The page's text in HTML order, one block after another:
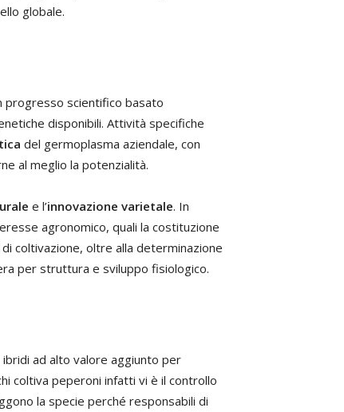
globale.
progresso scientifico basato
disponibili. Attività specifiche
del germoplasma aziendale, con
al meglio la potenzialità.
e l’innovazione varietale. In
agronomico, quali la costituzione
coltivazione, oltre alla determinazione
per struttura e sviluppo fisiologico.
ad alto valore aggiunto per
coltiva peperoni infatti vi è il controllo
la specie perché responsabili di